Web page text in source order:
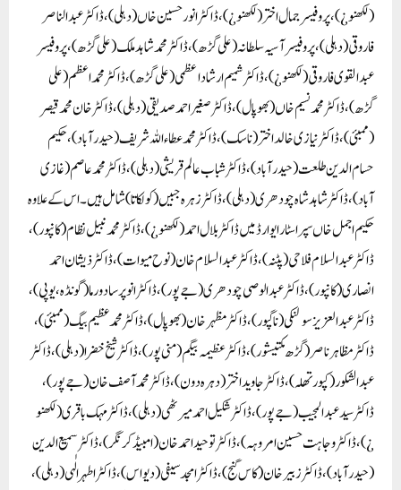
(لکھنو ¿)، پروفیسر جمال اختر (لکھنو ¿)، ڈاکٹر انور حسین خاں (دہلی)، ڈاکٹر عبدالناصر
فاروقی (دہلی)، پروفیسر آسیہ سلطانہ (علی گڑھ)، ڈاکٹر محمد شاہد ملک (علی گڑھ)، پروفیسر
عبدالقوی فاروقی (لکھنو ¿)، ڈاکٹر شمیم ارشاد اعظمی (علی گڑھ)، ڈاکٹر محمد اعظم (علی
گڑھ)، ڈاکٹر محمد نسیم خاں (بھوپال)، ڈاکٹر صغیر احمد صدیقی (دہلی)، ڈاکٹر خان محمد قیصر
(ممبئی)، ڈاکٹر نیازی خالد اختر (ناسک)، ڈاکٹر محمد عطاءاللہ شریف (حیدرآباد)، حکیم
حسام الدین طلعت (حیدرآباد)، ڈاکٹر شباب عالم قریشی (دہلی)، ڈاکٹر محمد عاصم (غازی
آباد)، ڈاکٹر شاہد شاہ چودھری (دہلی)، ڈاکٹر زہرہ جبیں (کولکاتا) شامل ہیں۔ اس کے علاوہ
حکیم اجمل خاں سپراسٹار ایوارڈ میں ڈاکٹر بلال احمد (لکھنو ¿)، ڈاکٹر محمد نبیل نظام (کانپور)،
ڈاکٹر عبدالسلام فلاحی (پٹنہ)، ڈاکٹر عبدالسلام خان (نوح میوات)، ڈاکٹر ذیشان احمد
انصاری (کانپور)، ڈاکٹر عبدالوصی چودھری (جے پور)، ڈاکٹر انوپرساد ورما (گونڈہ، یوپی)،
ڈاکٹر عبدالعزیز سولنکی (ناگپور)، ڈاکٹر مظہر خان (بھوپال)، ڈاکٹر محمد عظیم بیگ (ممبئی)،
ڈاکٹر مظاہر ناصر (گڑھ مکتیشور)، ڈاکٹر عظیمہ بیگم (منی پور)، ڈاکٹر شیخ خضرا (دہلی)، ڈاکٹر
عبدالشکور (کپورتھلہ)، ڈاکٹر جاوید اختر (دہرہ دون)، ڈاکٹر محمد آصف خان (جے پور)،
ڈاکٹر سید عبدالمجیب (جے پور)، ڈاکٹر شکیل احمد میرٹھی (دہلی)، ڈاکٹر مہک باقری (لکھنو
¿)، ڈاکٹر وجاہت حسین امروہہ)، ڈاکٹر توحید احمد خان (امبیڈکر نگر)، ڈاکٹر سمیع الدین
(حیدرآباد)، ڈاکٹر زبیر خان (کاس گنج)، ڈاکٹر امجد سیفی (دیواس)، ڈاکٹر اطہر الٰہی (دہلی)،